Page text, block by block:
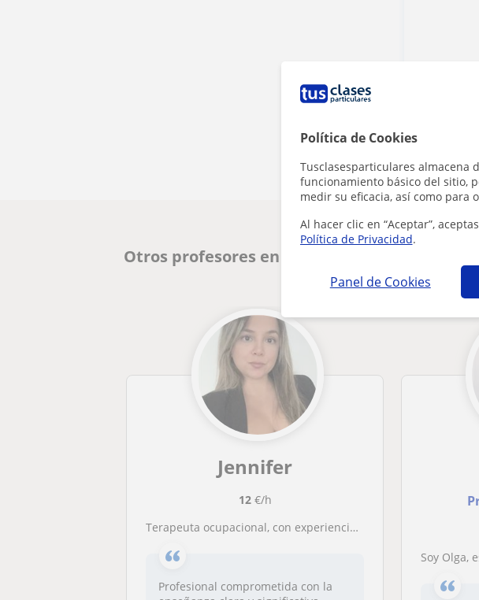
Política de Cookies
Tusclasesparticulares almacena
funcionamiento básico del sitio,
medir su eficacia, así como para
Al hacer clic en “Aceptar”,
Política de Privacidad.
Panel de Cookies
Otros profesores en Zaragoza que pueden
Jennifer
12€/h
Terapeuta ocupacional, con experiencia en el trabajo con niños con problemas de aprendizaje, me encantaría apoyar en el su proceso
Profesional comprometida con la
Soy Olga, estudiantes de